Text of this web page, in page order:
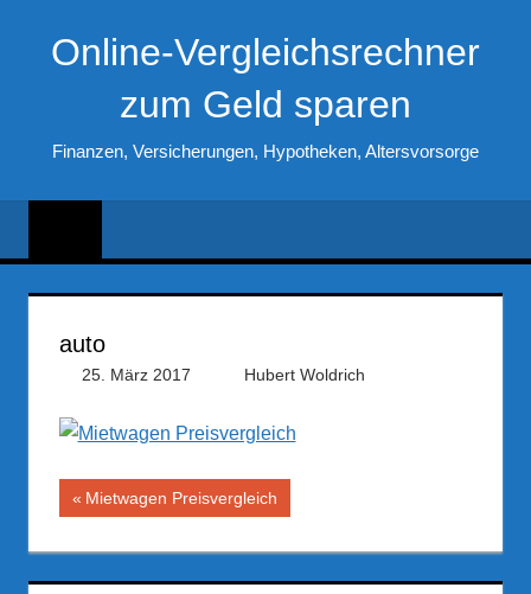
Online-Vergleichsrechner
zum Geld sparen
Finanzen, Versicherungen, Hypotheken, Altersvorsorge
auto
25. März 2017 Hubert Woldrich
Beitragsnavigation
Vorheriger
Mietwagen Preisvergleich